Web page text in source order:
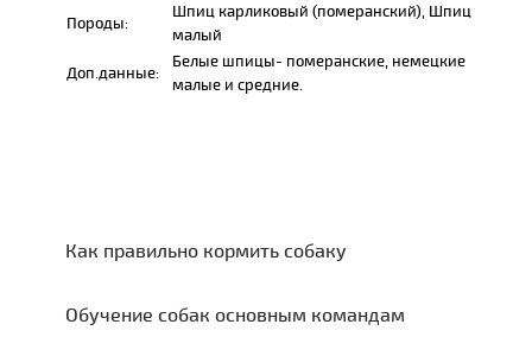
Породы:
Шпиц карликовый (померанский), Шпиц
малый
Доп.данные:
Белые шпицы- померанские, немецкие
малые и средние.
Как правильно кормить собаку
Обучение собак основным командам